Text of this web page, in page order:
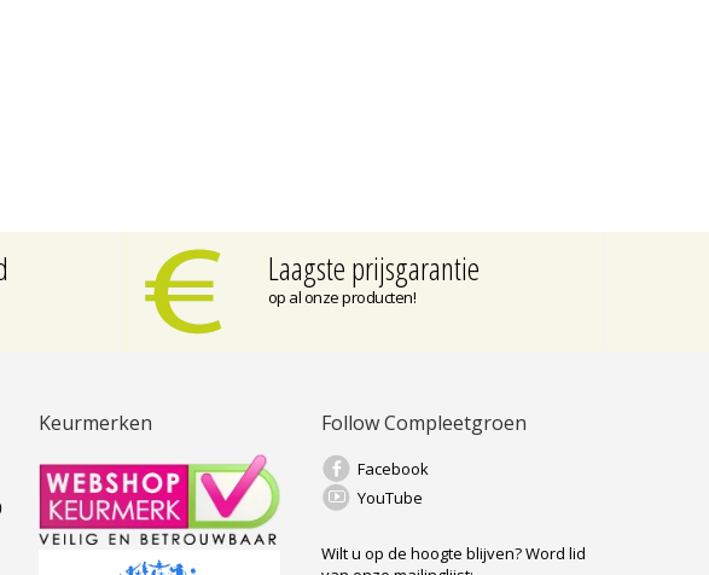
Laagste prijsgarantie
op al onze producten!
Keurmerken Follow Compleetgroen
Facebook
YouTube
Wilt u op de hoogte blijven?Word lid